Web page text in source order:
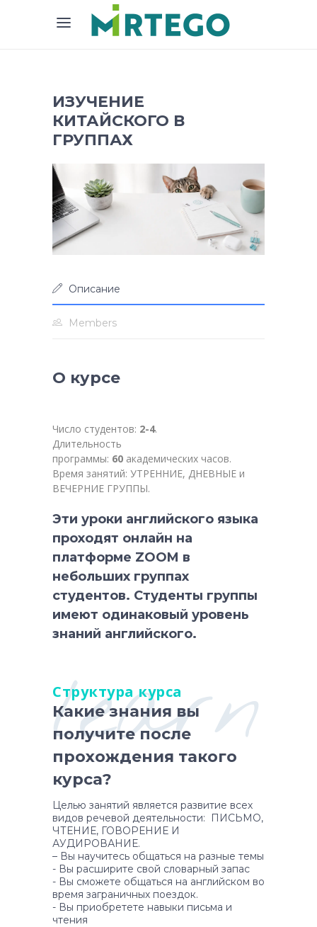
ИЗУЧЕНИЕ
КИТАЙСКОГО В
ГРУППАХ
Описание
Members
О курсе
Число студентов: 2-4.
Длительность
программы: 60 академических часов.
Время занятий: УТРЕННИЕ, ДНЕВНЫЕ и
ВЕЧЕРНИЕ ГРУППЫ.
Эти уроки английского языка
проходят онлайн на
платформе ZOOM в
небольших группах
студентов. Студенты группы
имеют одинаковый уровень
знаний английского.
learn
Структура курса
Какие знания вы
получите после
прохождения такого
курса?
Целью занятий является развитие всех
видов речевой деятельности: ПИСЬМО,
ЧТЕНИЕ, ГОВОРЕНИЕ И
АУДИРОВАНИЕ.
– Вы научитесь общаться на разные темы
- Вы расширите свой словарный запас
- Вы сможете общаться на английском во
время заграничных поездок.
- Вы приобретете навыки письма и
чтения